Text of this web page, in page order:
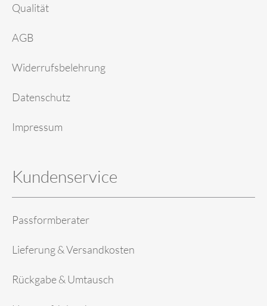
Qualität
AGB
Widerrufsbelehrung
Datenschutz
Impressum
Kundenservice
Passformberater
Lieferung & Versandkosten
Rückgabe & Umtausch